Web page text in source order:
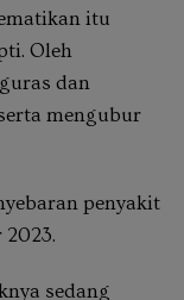
itu
Oleh
dan
mengubur
penyakit
2023.
sedang